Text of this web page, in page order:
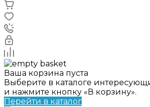
Ваша корзина пуста
Выберите в каталоге
и нажмите кнопку «В корзину».
Перейти в каталог